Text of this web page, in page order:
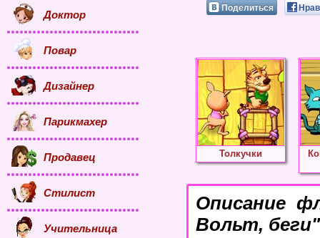
Поделиться
Толкучки
Описание
Вольт,
Доктор
Повар
Дизайнер
Парикмахер
Продавец
Стилист
Учительница